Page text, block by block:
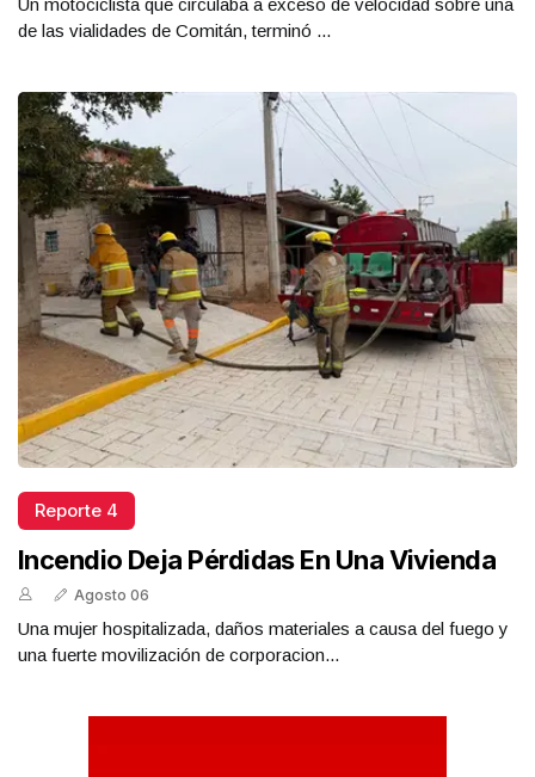
Un motociclista que circulaba a exceso de velocidad sobre una
de las vialidades de Comitán, terminó ...
Reporte 4
Incendio Deja Pérdidas En Una Vivienda
Agosto 06
Una mujer hospitalizada, daños materiales a causa del fuego y
una fuerte movilización de corporacion...